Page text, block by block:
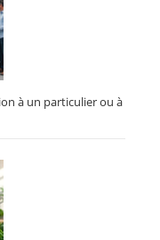
à un particulier ou à